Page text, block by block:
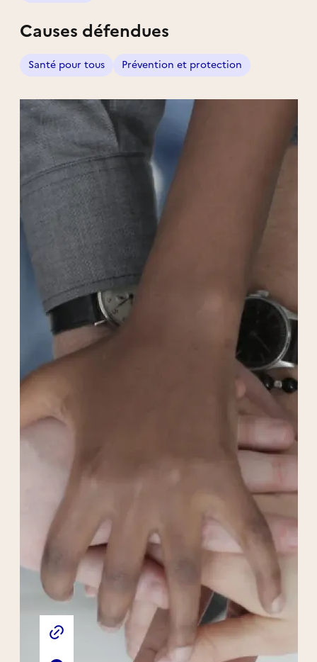
Causes défendues
Santé pour tous Prévention et protection
Liens externes de l'association
Site web de l'association